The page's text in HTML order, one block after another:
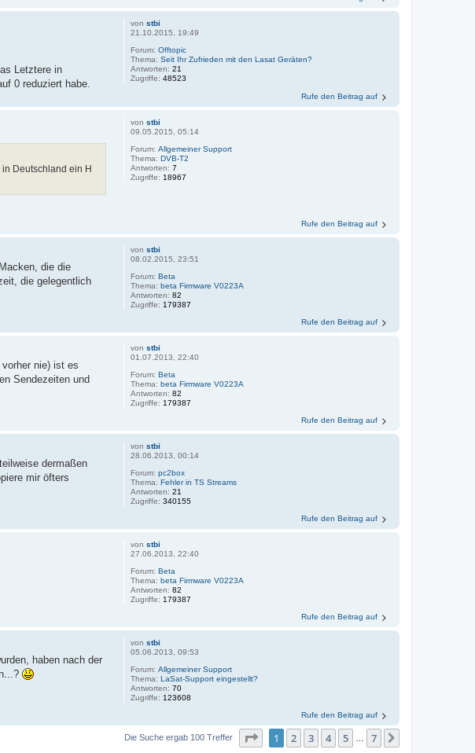
vonstbi
21.10.2015, 19:49
Forum:Offtopic
Thema:Seit Ihr Zufrieden mit den Lasat Geräten?
Antworten:21
Zugriffe:48523
Letztere in
0 reduziert habe.
Rufe den Beitrag auf
vonstbi
09.05.2015, 05:14
Forum:Allgemeiner Support
Thema:DVB-T2
Antworten:7
Zugriffe: 18967
Deutschland ein H
Rufe den Beitrag auf
vonstbi
08.02.2015, 23:51
Forum:Beta
Thema:beta Firmware V0223A
Antworten:82
Zugriffe: 179387
die die
die gelegentlich
Rufe den Beitrag auf
vonstbi
01.07.2013, 22:40
Forum:Beta
Thema:beta Firmware V0223A
Antworten:82
Zugriffe: 179387
nie) ist es
Sendezeiten und
Rufe den Beitrag auf
vonstbi
28.06.2013, 00:14
Forum:pc2box
Thema:Fehler in TS Streams
Antworten:21
Zugriffe:340155
dermaßen
mir öfters
Rufe den Beitrag auf
vonstbi
27.06.2013, 22:40
Forum:Beta
Thema:beta Firmware V0223A
Antworten:82
Zugriffe: 179387
Rufe den Beitrag auf
vonstbi
05.06.2013, 09:53
Forum:Allgemeiner Support
Thema:LaSat-Support eingestellt?
Antworten:70
Zugriffe: 123608
haben nach der
Rufe den Beitrag auf
Die Suche ergab 100 Treffer Seite von7
1 2 3 4 5 7